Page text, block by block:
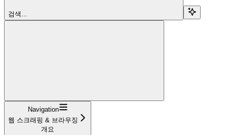
검색...
Navigation
웹 스크래핑 & 브라우징
개요